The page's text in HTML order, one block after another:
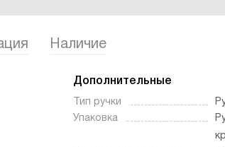
Наличие
Дополнительные
Тип ручки
Упаковка